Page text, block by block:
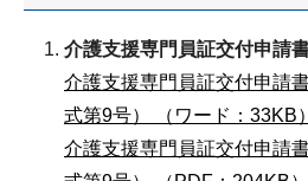
介護支援専門員証交付申請書
介護支援専門員証交付申請
式第9号） （ワード：33KB）
介護支援専門員証交付申請